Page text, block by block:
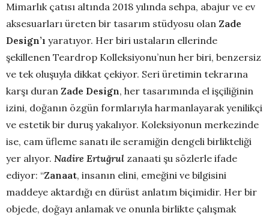
Mimarlık çatısı altında 2018 yılında sehpa, abajur ve ev
aksesuarları üreten bir tasarım stüdyosu olan Zade
Design’ı yaratıyor. Her biri ustaların ellerinde
şekillenen Teardrop Kolleksiyonu’nun her biri, benzersiz
ve tek oluşuyla dikkat çekiyor. Seri üretimin tekrarına
karşı duran Zade Design, her tasarımında el işçiliğinin
izini, doğanın özgün formlarıyla harmanlayarak yenilikçi
ve estetik bir duruş yakalıyor. Koleksiyonun merkezinde
ise, cam üfleme sanatı ile seramiğin dengeli birlikteliği
yer alıyor. Nadire Ertuğrul zanaati şu sözlerle ifade
ediyor: “Zanaat, insanın elini, emeğini ve bilgisini
maddeye aktardığı en dürüst anlatım biçimidir. Her bir
objede, doğayı anlamak ve onunla birlikte çalışmak